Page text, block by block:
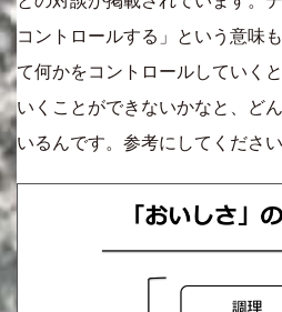
コントロールする」という意味
て何かをコントロールしていく
いくことができないかなと、ど
いるんです。参考にしてください